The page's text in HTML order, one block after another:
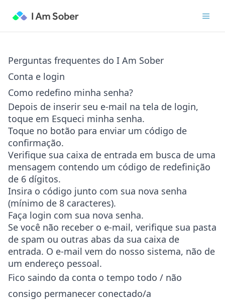
Perguntas frequentes do I Am Sober
Conta e login
Como redefino minha senha?
Depois de inserir seu e-mail na tela de login,
toque em Esqueci minha senha.
Toque no botão para enviar um código de
confirmação.
Verifique sua caixa de entrada em busca de uma
mensagem contendo um código de redefinição
de 6 dígitos.
Insira o código junto com sua nova senha
(mínimo de 8 caracteres).
Faça login com sua nova senha.
Se você não receber o e-mail, verifique sua pasta
de spam ou outras abas da sua caixa de
entrada. O e-mail vem do nosso sistema, não de
um endereço pessoal.
Fico saindo da conta o tempo todo / não
consigo permanecer conectado/a